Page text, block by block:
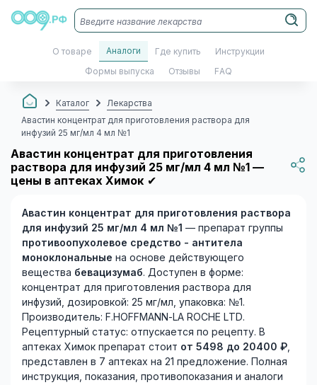
О товаре Аналоги Где купить Инструкции
Формы выпуска Отзывы FAQ
Каталог
Лекарства
Авастин концентрат для приготовления раствора для
инфузий 25 мг/мл 4 мл №1
Авастин концентрат для приготовления
раствора для инфузий 25 мг/мл 4 мл №1 —
цены в аптеках Химок ✔
Авастин концентрат для приготовления раствора
для инфузий 25 мг/мл 4 мл №1 — препарат группы
противоопухолевое средство - антитела
моноклональные на основе действующего
вещества бевацизумаб. Доступен в форме:
концентрат для приготовления раствора для
инфузий, дозировкой: 25 мг/мл, упаковка: №1.
Производитель: F.HOFFMANN-LA ROCHE LTD.
Рецептурный статус: отпускается по рецепту. В
аптеках Химок препарат стоит от 5498 до 20400 ₽,
представлен в 7 аптеках на 21 предложение. Полная
инструкция, показания, противопоказания и аналоги